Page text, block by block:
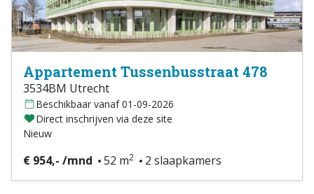
Appartement Tussenbusstraat 478
3534BM Utrecht
Beschikbaar vanaf 01-09-2026
Direct inschrijven via deze site
Nieuw
€ 954,- /mnd 52 m2 2 slaapkamers